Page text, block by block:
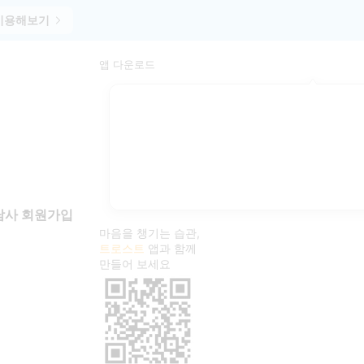
해보기
사 회원가입
앱 다운로드
마음을 챙기는 습관,
트로스트 앱과 함께
만들어 보세요
2
tci
3
임명숙
4
번아웃
5
이초연
6
허혜정